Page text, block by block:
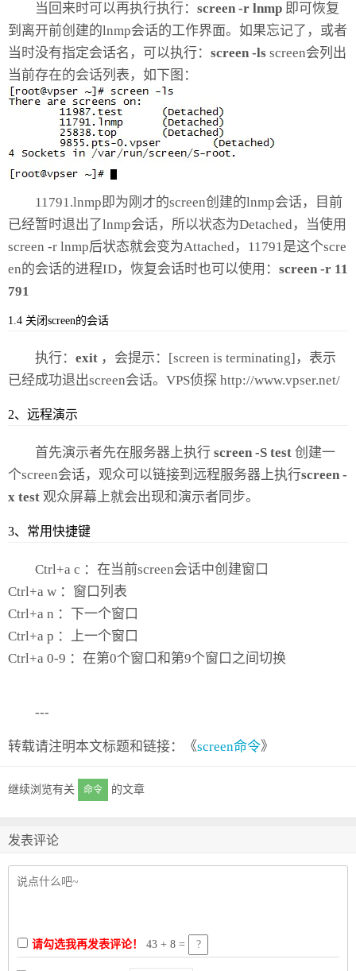
当回来时可以再执行执行： screen -r lnmp 即可恢复
到离开前创建的lnmp会话的工作界面。如果忘记了，或者
当时没有指定会话名，可以执行： screen -ls screen会列出
当前存在的会话列表，如下图：
11791.lnmp即为刚才的screen创建的lnmp会话，目前
已经暂时退出了lnmp会话，所以状态为Detached，当使用
screen -r lnmp后状态就会变为Attached，11791是这个scre
en的会话的进程ID，恢复会话时也可以使用： screen -r 11
791
1.4 关闭screen的会话
执行： exit ，会提示：[screen is terminating]，表示
已经成功退出screen会话。VPS侦探 http://www.vpser.net/
2、远程演示
首先演示者先在服务器上执行 screen -S test 创建一
个screen会话，观众可以链接到远程服务器上执行screen -
x test 观众屏幕上就会出现和演示者同步。
3、常用快捷键
Ctrl+a c ：在当前screen会话中创建窗口
Ctrl+a w ：窗口列表
Ctrl+a n ：下一个窗口
Ctrl+a p ：上一个窗口
Ctrl+a 0-9 ：在第0个窗口和第9个窗口之间切换
---
转载请注明本文标题和链接：《screen命令》
继续浏览有关 命令 的文章
发表评论
请勾选我再发表评论！ 43 + 8 =